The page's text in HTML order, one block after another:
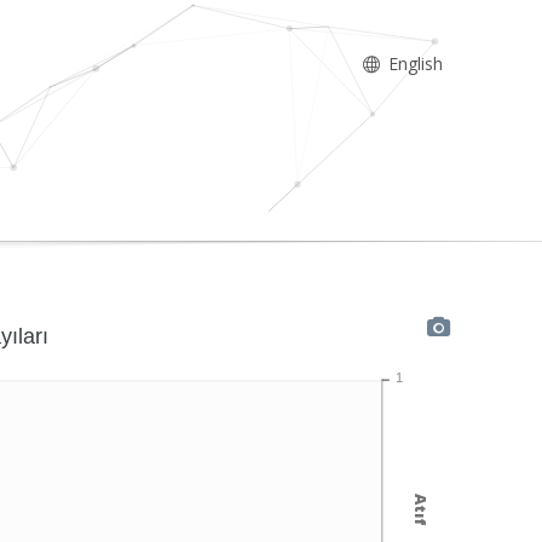
English
1
Atıf